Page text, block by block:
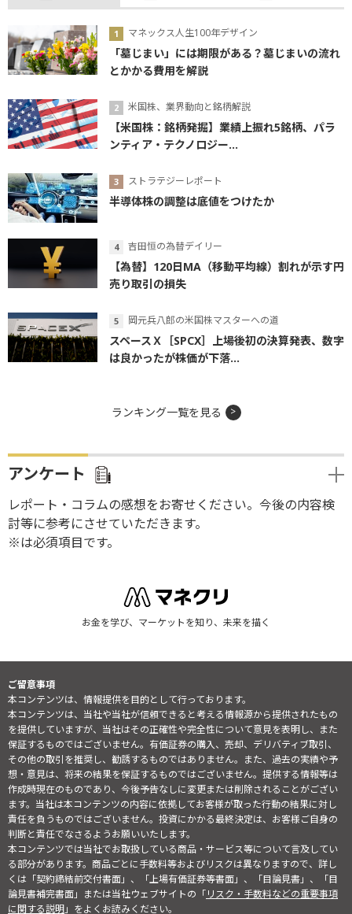
マネックス人生100年デザイン
「墓じまい」には期限がある？墓じまいの流れ
とかかる費用を解説
米国株、業界動向と銘柄解説
【米国株：銘柄発掘】業績上振れ5銘柄、パラ
ンティア・テクノロジー...
ストラテジーレポート
半導体株の調整は底値をつけたか
吉田恒の為替デイリー
【為替】120日MA（移動平均線）割れが示す円
売り取引の損失
岡元兵八郎の米国株マスターへの道
スペースＸ［SPCX］上場後初の決算発表、数字
は良かったが株価が下落...
ランキング一覧を見る
アンケート
レポート・コラムの感想をお寄せください。今後の内容検
討等に参考にさせていただきます。
※は必須項目です。
お金を学び、マーケットを知り、未来を描く
ご留意事項
本コンテンツは、情報提供を目的として行っております。
本コンテンツは、当社や当社が信頼できると考える情報源から提供されたもの
を提供していますが、当社はその正確性や完全性について意見を表明し、また
保証するものではございません。有価証券の購入、売却、デリバティブ取引、
その他の取引を推奨し、勧誘するものではありません。また、過去の実績や予
想・意見は、将来の結果を保証するものではございません。提供する情報等は
作成時現在のものであり、今後予告なしに変更または削除されることがござい
ます。当社は本コンテンツの内容に依拠してお客様が取った行動の結果に対し
責任を負うものではございません。投資にかかる最終決定は、お客様ご自身の
判断と責任でなさるようお願いいたします。
本コンテンツでは当社でお取扱している商品・サービス等について言及してい
る部分があります。商品ごとに手数料等およびリスクは異なりますので、詳し
くは「契約締結前交付書面」、「上場有価証券等書面」、「目論見書」、「目
論見書補完書面」または当社ウェブサイトの「リスク・手数料などの重要事項
に関する説明」をよくお読みください。